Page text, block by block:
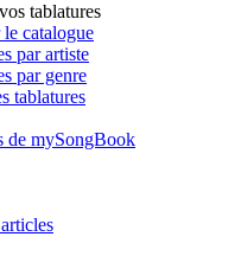
tablatures
catalogue
par artiste
par genre
tablatures
de mySongBook